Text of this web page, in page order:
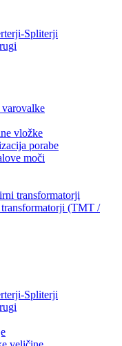
Spliterji
vložke
porabe
moči
transformatorji
(TMT /
Spliterji